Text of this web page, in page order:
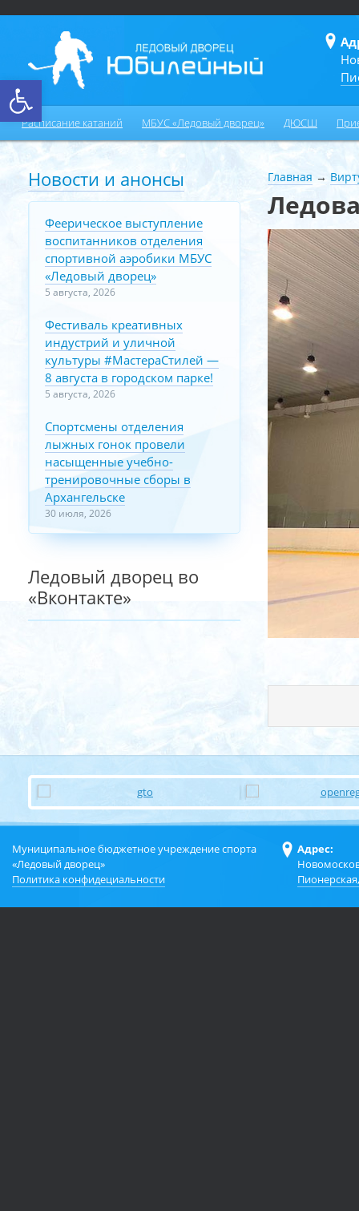
Открыть панель инструментов
Расписание катаний МБУС «Ледовый дворец» ДЮСШ
Главная →
Новости и анонсы
Феерическое выступление
воспитанников отделения
спортивной аэробики МБУС
«Ледовый дворец»
5 августа, 2026
Фестиваль креативных
индустрий и уличной
культуры #МастераСтилей —
8 августа в городском парке!
5 августа, 2026
Спортсмены отделения
лыжных гонок провели
насыщенные учебно-
тренировочные сборы в
Архангельске
30 июля, 2026
Ледовый дворец во
«Вконтакте»
Муниципальное бюджетное учреждение спорта
«Ледовый дворец»
Политика конфидециальности
Адрес: